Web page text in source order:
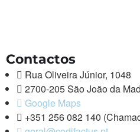
Contactos
Rua Oliveira Júnior, 1048
2700-205 São João da
Google Maps
+351 256 082 140